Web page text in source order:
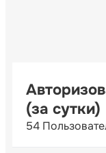
(за сутки)
54